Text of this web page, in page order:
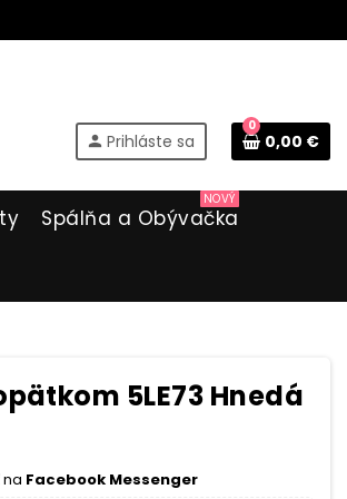
person Prihláste sa
0
0,00 €
Spálňa a Obývačka
NOVÝ
5LE73 Hnedá
Facebook Messenger